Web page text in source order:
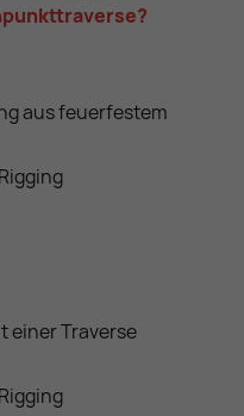
aus feuerfestem
einer Traverse